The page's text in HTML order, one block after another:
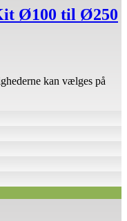
Ø100 til Ø250
kan vælges på